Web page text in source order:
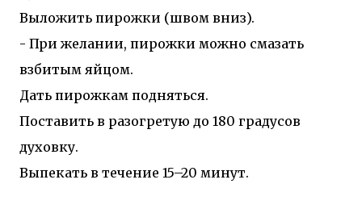
Выложить пирожки (швом вниз).
- При желании, пирожки можно смазать
взбитым яйцом.
Дать пирожкам подняться.
Поставить в разогретую до 180 градусов
духовку.
Выпекать в течение 15–20 минут.